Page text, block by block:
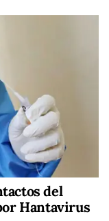
del
Hantavirus